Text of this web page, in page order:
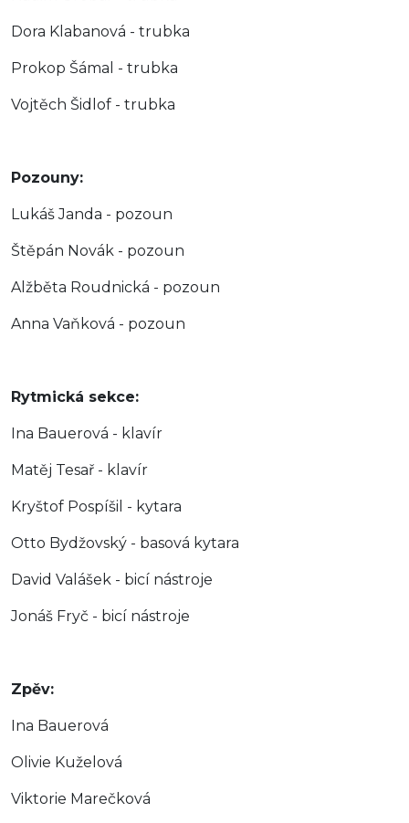
Dora Klabanová - trubka
Prokop Šámal - trubka
Vojtěch Šidlof - trubka
Pozouny:
Lukáš Janda - pozoun
Štěpán Novák - pozoun
Alžběta Roudnická - pozoun
Anna Vaňková - pozoun
Rytmická sekce:
Ina Bauerová - klavír
Matěj Tesař - klavír
Kryštof Pospíšil - kytara
Otto Bydžovský - basová kytara
David Valášek - bicí nástroje
Jonáš Fryč - bicí nástroje
Zpěv:
Ina Bauerová
Olivie Kuželová
Viktorie Marečková